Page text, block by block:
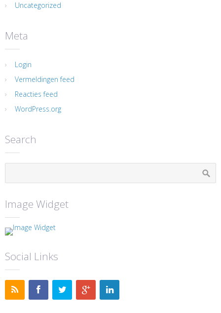
Uncategorized
Meta
Login
Vermeldingen feed
Reacties feed
WordPress.org
Search
Image Widget
Social Links